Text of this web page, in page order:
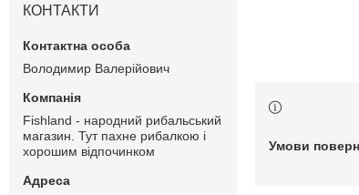
КОНТАКТИ
Володимир Валерійович
Fishland - народний рибальський
магазин. Тут пахне рибалкою і
хорошим відпочинком